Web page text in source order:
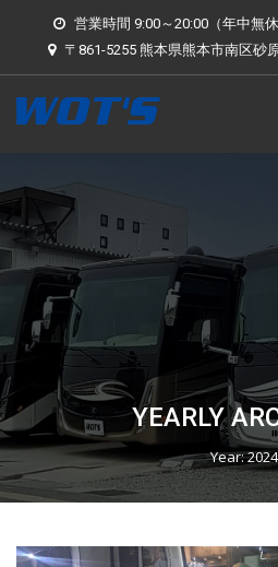
営業時間 9:00～20:00（年中無休
〒861-5255 熊本県熊本市南区砂
YEARLY
Year:2024